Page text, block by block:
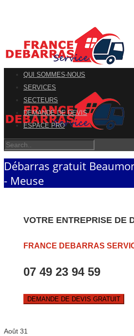
QUI SOMMES-NOUS
SERVICES
SECTEURS
DEMANDE DE DEVIS
ESPACE PRO
Débarras gratuit
- Meuse
VOTRE ENTREPRISE DE
FRANCE DEBARRAS
07 49 23 94 59
DEMANDE DE DEVIS GRATUIT
Août 31